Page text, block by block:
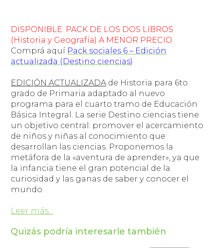
DISPONIBLE: PACK DE LOS DOS LIBROS
(Historia y Geografía) A MENOR PRECIO
Comprá aquí Pack sociales 6 – Edición
actualizada (Destino ciencias)
EDICIÓN ACTUALIZADA de Historia para 6to
grado de Primaria adaptado al nuevo
programa para el cuarto tramo de Educación
Básica Integral. La serie Destino ciencias tiene
un objetivo central: promover el acercamiento
de niños y niñas al conocimiento que
desarrollan las ciencias. Proponemos la
metáfora de la «aventura de aprender», ya que
la infancia tiene el gran potencial de la
curiosidad y las ganas de saber y conocer el
mundo.
Leer más...
Quizás podría interesarle también